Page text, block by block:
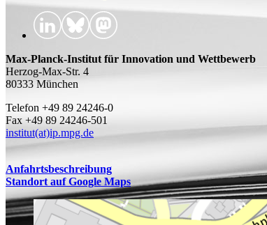
Max-Planck-Institut für Innovation und Wettbewerb
Herzog-Max-Str. 4
80333 München
Telefon +49 89 24246-0
Fax +49 89 24246-501
institut(at)ip.mpg.de
Anfahrtsbeschreibung
Standort auf Google Maps